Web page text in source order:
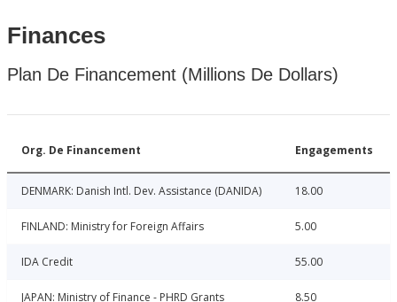
Finances
Plan De Financement (Millions De Dollars)
Org. De Financement Engagements
DENMARK: Danish Intl. Dev. Assistance (DANIDA) 18.00
FINLAND: Ministry for Foreign Affairs 5.00
IDA Credit 55.00
JAPAN: Ministry of Finance - PHRD Grants 8.50